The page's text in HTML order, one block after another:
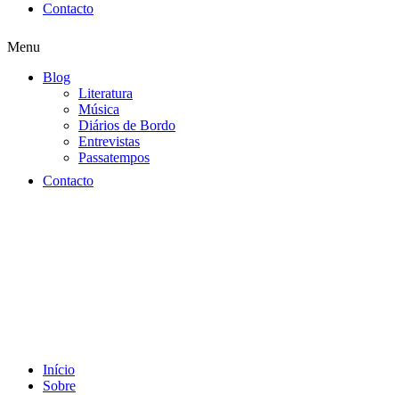
Contacto
Menu
Blog
Literatura
Música
Diários de Bordo
Entrevistas
Passatempos
Contacto
Início
Sobre